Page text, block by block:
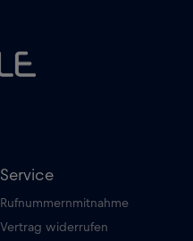
Service
Rufnummernmitnahme
Vertrag widerrufen